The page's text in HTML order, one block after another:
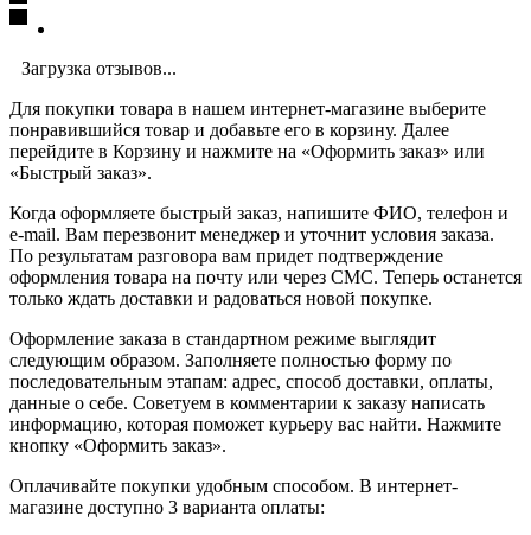
Загрузка отзывов...
Для покупки товара в нашем интернет-магазине выберите
понравившийся товар и добавьте его в корзину. Далее
перейдите в Корзину и нажмите на «Оформить заказ» или
«Быстрый заказ».
Когда оформляете быстрый заказ, напишите ФИО, телефон и
e-mail. Вам перезвонит менеджер и уточнит условия заказа.
По результатам разговора вам придет подтверждение
оформления товара на почту или через СМС. Теперь останется
только ждать доставки и радоваться новой покупке.
Оформление заказа в стандартном режиме выглядит
следующим образом. Заполняете полностью форму по
последовательным этапам: адрес, способ доставки, оплаты,
данные о себе. Советуем в комментарии к заказу написать
информацию, которая поможет курьеру вас найти. Нажмите
кнопку «Оформить заказ».
Оплачивайте покупки удобным способом. В интернет-
магазине доступно 3 варианта оплаты: